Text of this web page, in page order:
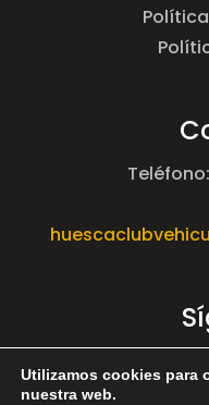
Utilizamos cookies para
nuestra web.